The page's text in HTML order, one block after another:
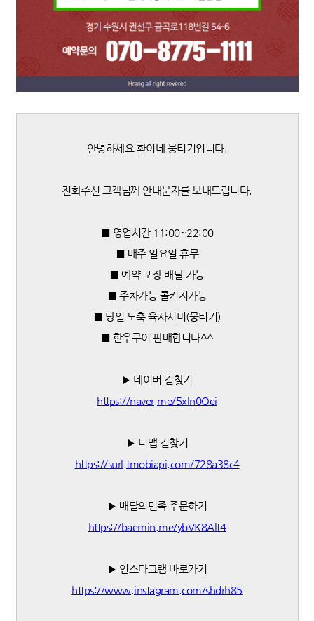
안녕하세요 환이네 뭉티기입니다.
전화주신 고객님께 안내문자를 보내드립니다.
■ 영업시간 11:00~22:00
■ 매주 일요일 휴무
■ 예약 포장 배달 가능
■ 주차가능 콜키지가능
■ 당일 도축 육사시미(뭉티기)
■ 한우구이 판매합니다^^
▶ 네이버 길찾기
https://naver.me/5xln0Oei
▶ 티맵 길찾기
https://surl.tmobiapi.com/728a38c4
▶ 배달의민족 주문하기
https://baemin.me/ybVK8Alt4
▶ 인스타그램 바로가기
https://www.instagram.com/shdrh85